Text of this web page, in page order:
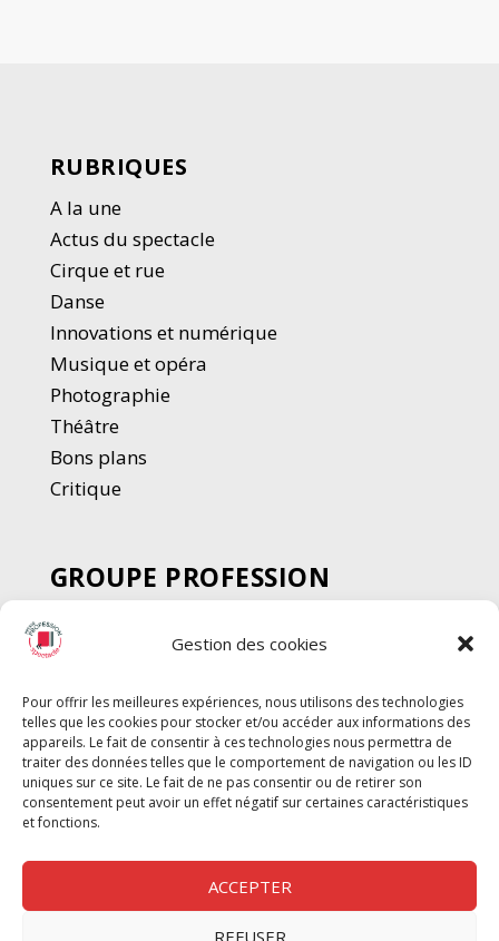
Gestion des cookies
Pour offrir les meilleures expériences, nous utilisons des technologies
telles que les cookies pour stocker et/ou accéder aux informations des
appareils. Le fait de consentir à ces technologies nous permettra de
traiter des données telles que le comportement de navigation ou les ID
uniques sur ce site. Le fait de ne pas consentir ou de retirer son
consentement peut avoir un effet négatif sur certaines caractéristiques
et fonctions.
ACCEPTER
REFUSER
RUBRIQUES
A la une
Actus du spectacle
Cirque et rue
Danse
Innovations et numérique
Musique et opéra
Photographie
Théâtre
Bons plans
Critique
GROUPE PROFESSION
SPECTACLE
Chèque Intermittents
Chèque Compta
Chèque Emploi Spectacle
G-Pods
Profession Audio-visuel